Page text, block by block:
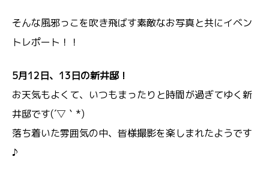
そんな風邪っこを吹き飛ばす素敵なお写真と共にイベン
トレポート！！
5月12日、13日の新井邸！
お天気もよくて、いつもまったりと時間が過ぎてゆく新
井邸です(´▽｀*)
落ち着いた雰囲気の中、皆様撮影を楽しまれたようです
♪